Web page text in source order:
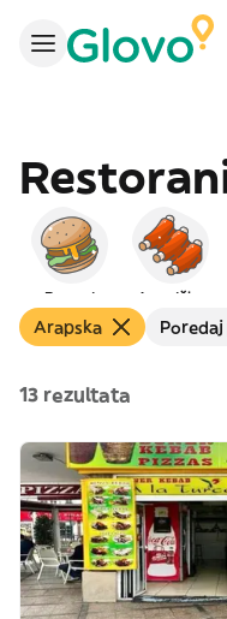
Burgeri Američka
Arapska Poredaj
13 rezultata